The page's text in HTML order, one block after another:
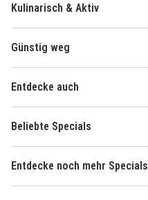
Kulinarisch & Aktiv
Günstig weg
Entdecke auch
Beliebte Specials
Entdecke noch mehr Specials